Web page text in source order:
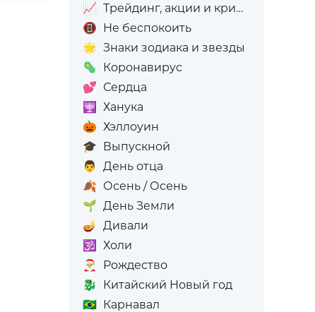
📈 Трейдинг, акции и криптовалюта
📵 Не беспокоить
🌟 Знаки зодиака и звезды
🦠 Коронавирус
💕 Сердца
🕎
Ханука
🎃 Хэллоуин
🎓 Выпускной
👨 День отца
🍂 Осень / Осень
🌱 День Земли
🪔 Дивали
🕉️
Холи
🎅
Рождество
🐉
Китайский Новый год
🇧🇷 Карнавал